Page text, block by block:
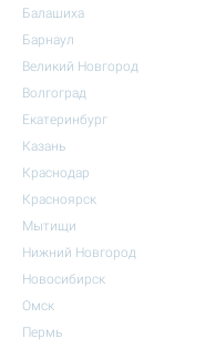
Балашиха
Барнаул
Великий Новгород
Волгоград
Екатеринбург
Казань
Краснодар
Красноярск
Мытищи
Нижний Новгород
Новосибирск
Омск
Пермь